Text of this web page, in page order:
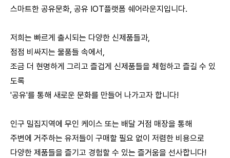
스마트한 공유문화, 공유 IOT플랫폼 쉐어라운지입니다.
저희는 빠르게 출시되는 다양한 신제품들과,
점점 비싸지는 물품들 속에서,
조금 더 현명하게 그리고 즐겁게 신제품들을 체험하고 즐길 수 있
도록
'공유'를 통해 새로운 문화를 만들어 나가고자 합니다!
인구 밀집지역에 무인 케이스 또는 배달 거점 매장을 통해
주변에 거주하는 유저들이 구매할 필요 없이 저렴한 비용으로
다양한 제품들을 즐기고 경험할 수 있는 즐거움을 선사합니다!